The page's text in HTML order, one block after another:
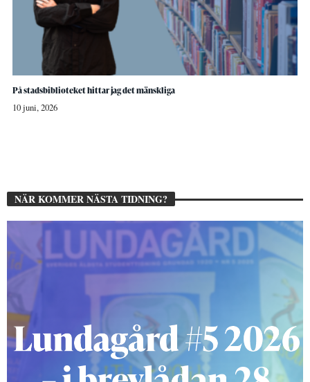
På stadsbiblioteket hittar jag det mänskliga
10 juni, 2026
NÄR KOMMER NÄSTA TIDNING?